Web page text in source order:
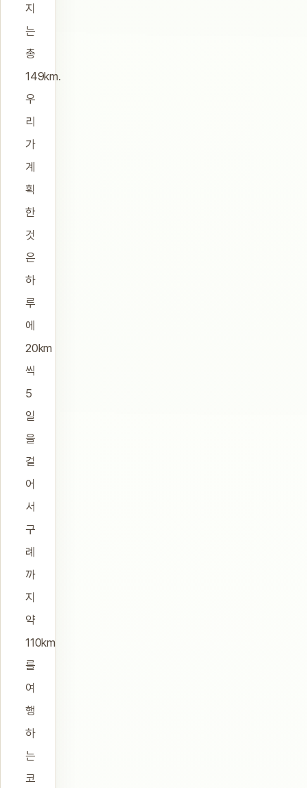
지
는
총
149km.
우
리
가
계
획
한
것
은
하
루
에
20km
씩
5
일
을
걸
어
서
구
례
까
지
약
110km
를
여
행
하
는
코